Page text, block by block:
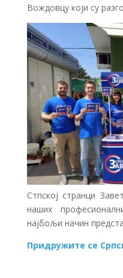
Вождовцу који су
Стпској странци
наших
најбољи начин
Придружите се